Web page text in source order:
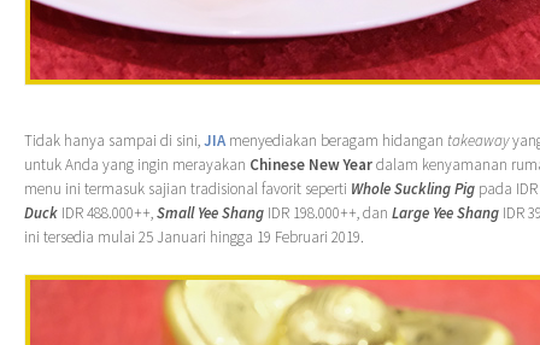
Tidak hanya sampai di sini,JIA menyediakan beragam hidangan takeaway
untuk Anda yang ingin merayakan Chinese New Yeardalam kenyamanan
menu ini termasuk sajian tradisional favorit seperti Whole Suckling Pig pada
Duck IDR 488.000++,Small Yee Shang IDR 198.000++, dan Large Yee Shang IDR
ini tersedia mulai 25 Januari hingga 19 Februari 2019.